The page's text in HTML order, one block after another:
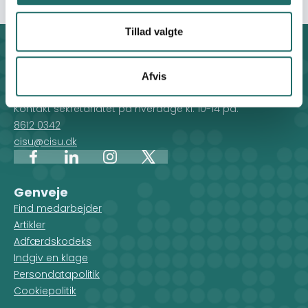
Tillad valgte
Afvis
Kontakt
CISU - Civilsamfund i Udvikling
Klosterport 4x, 8000 Aarhus
Kontakt sekretariatet på hverdage kl. 10-14 på:
8612 0342
cisu@cisu.dk
FacebookLinkedInInstagram
X
Genveje
Find medarbejder
Artikler
Adfærdskodeks
Indgiv en klage
Persondatapolitik
Cookiepolitik